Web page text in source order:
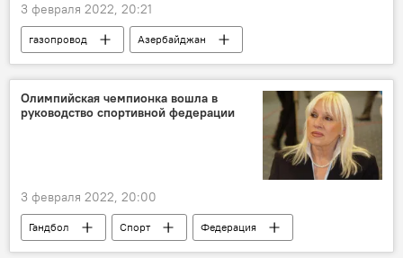
3 февраля 2022, 20:21
газопровод
Азербайджан
Молдова
Румыния
сотрудничество
Южный газовый коридор
Баку
страны
Экономика
Олимпийская чемпионка вошла в
руководство спортивной федерации
3 февраля 2022, 20:00
Гандбол Спорт
Федерация
Чемпионка
Азербайджан